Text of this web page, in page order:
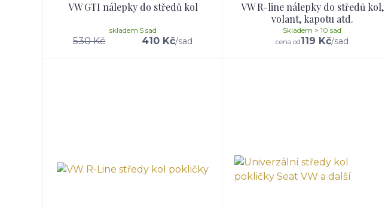
VW GTI nálepky do středů kol
530 Kč 410 Kč/sad
skladem 5 sad
VW R-line nálepky do středů kol,
volant, kapotu atd.
cena od119 Kč/sad
Skladem > 10 sad